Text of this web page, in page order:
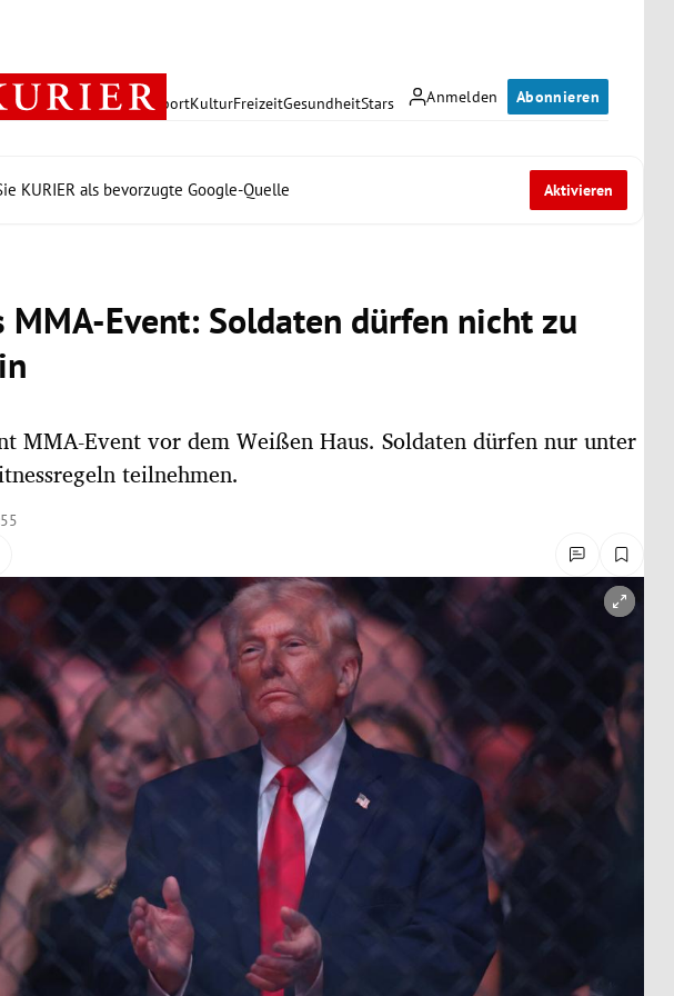
Anmelden Abonnieren
PolitikWirtschaft SportKulturFreizeitGesundheitStars
KURIER als bevorzugte Google-Quelle Aktivieren
MMA-Event: Soldaten dürfen nicht zu
MMA-Event vor dem Weißen Haus. Soldaten dürfen nur unter
teilnehmen.
öffnen/schließen